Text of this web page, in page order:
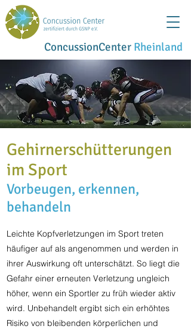
ConcussionCenter Rheinland
Gehirnerschütterungen
im Sport
Vorbeugen, erkennen,
behandeln
Leichte Kopfverletzungen im Sport treten
häufiger auf als angenommen und werden in
ihrer Auswirkung oft unterschätzt. So liegt die
Gefahr einer erneuten Verletzung ungleich
höher, wenn ein Sportler zu früh wieder aktiv
wird. Unbehandelt ergibt sich ein erhöhtes
Risiko von bleibenden körperlichen und